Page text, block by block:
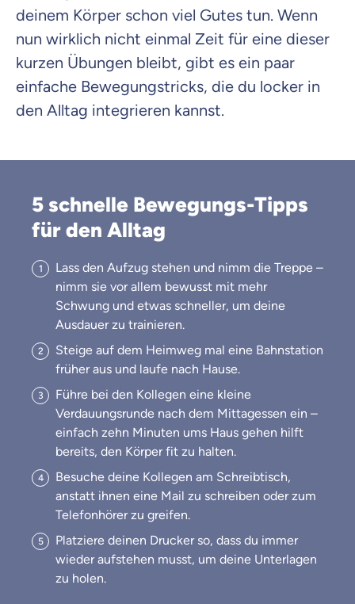
deinem Körper schon viel Gutes tun. Wenn
nun wirklich nicht einmal Zeit für eine dieser
kurzen Übungen bleibt, gibt es ein paar
einfache Bewegungstricks, die du locker in
den Alltag integrieren kannst.
5 schnelle Bewegungs-Tipps
für den Alltag
Lass den Aufzug stehen und nimm die Treppe –
nimm sie vor allem bewusst mit mehr
Schwung und etwas schneller, um deine
Ausdauer zu trainieren.
Steige auf dem Heimweg mal eine Bahnstation
früher aus und laufe nach Hause.
Führe bei den Kollegen eine kleine
Verdauungsrunde nach dem Mittagessen ein –
einfach zehn Minuten ums Haus gehen hilft
bereits, den Körper fit zu halten.
Besuche deine Kollegen am Schreibtisch,
anstatt ihnen eine Mail zu schreiben oder zum
Telefonhörer zu greifen.
Platziere deinen Drucker so, dass du immer
wieder aufstehen musst, um deine Unterlagen
zu holen.